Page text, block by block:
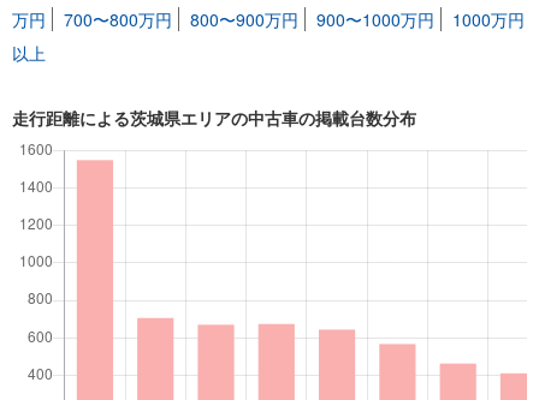
万円 700〜800万円 800〜900万円 900〜1000万円
1000万円
以上
走行距離による茨城県エリアの中古車の掲載台数分布